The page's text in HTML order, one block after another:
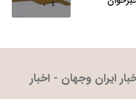
ایران وجهان - اخبار